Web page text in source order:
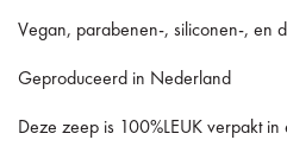
Vegan, parabenen-, siliconen-, en
Geproduceerd in Nederland
Deze zeep is 100%LEUK verpakt